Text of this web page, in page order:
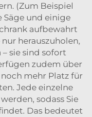
(Zum Beispiel
Säge und einige
aufbewahrt
herauszuholen,
sie sind sofort
zudem über
mehr Platz für
Jede einzelne
sodass Sie
Das bedeutet